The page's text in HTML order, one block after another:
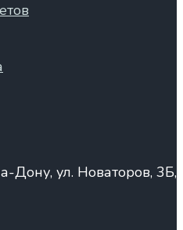
Дону, ул. Новаторов, 3Б,